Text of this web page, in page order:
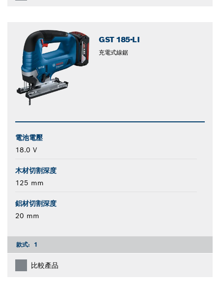
GST 185-LI
充電式線鋸
電池電壓
18.0 V
木材切割深度
125 mm
鋁材切割深度
20 mm
款式: 1
比較產品